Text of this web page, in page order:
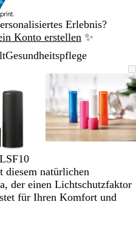
Erlebnis?
Konto erstellen ✨
Gesundheitspflege
und
zum
Bild
auf
Minimum
zum
Sie
die
Tasten
+
und
-
und
die
diesem natürlichen
der einen Lichtschutzfaktor
für Ihren Komfort und